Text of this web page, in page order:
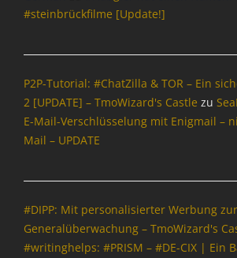
o
,
o
l
i
t
o
W
#steinbrückfilme [Update!]
P2P-Tutorial: #ChatZilla & TOR – Ein
2 [UPDATE] – TmoWizard's Castle zu
E-Mail-Verschlüsselung mit Enigmail –
Mail – UPDATE
#DIPP: Mit personalisierter Werbung zur
Generalüberwachung – TmoWizard's
#writinghelps: #PRISM – #DE-CIX | Ein